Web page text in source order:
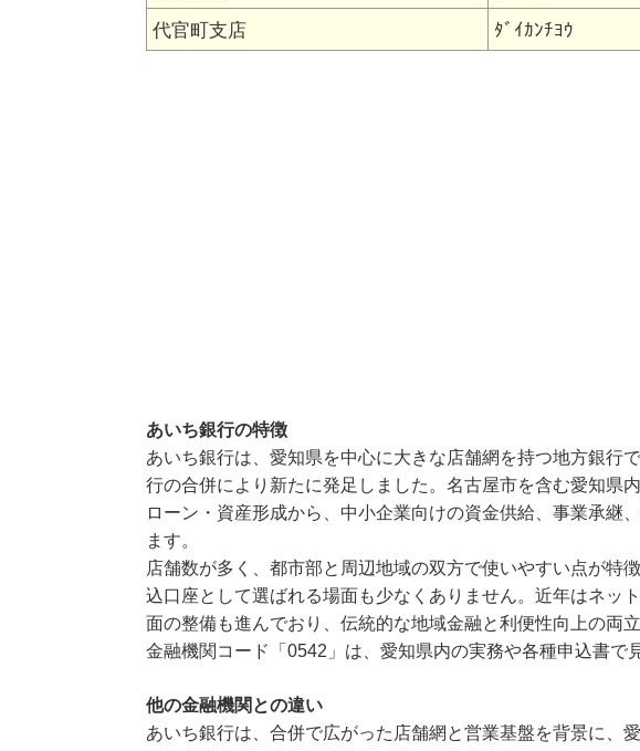
代官町支店 ﾀﾞｲｶﾝﾁﾖｳ
あいち銀行の特徴
あいち銀行は、愛知県を中心に大きな店舗網を持つ地方銀行
行の合併により新たに発足しました。名古屋市を含む愛知県
ローン・資産形成から、中小企業向けの資金供給、事業承継
ます。
店舗数が多く、都市部と周辺地域の双方で使いやすい点が特
込口座として選ばれる場面も少なくありません。近年はネッ
面の整備も進んでおり、伝統的な地域金融と利便性向上の両立
金融機関コード「0542」は、愛知県内の実務や各種申込書で
他の金融機関との違い
あいち銀行は、合併で広がった店舗網と営業基盤を背景に、